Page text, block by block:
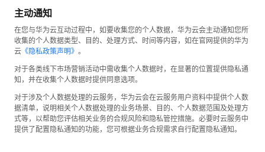
主动通知
在您与华为云互动过程中，如要收集您的个人数据，华为云会主动通知您所
收集的个人数据类型、目的、处理方式、时间等内容，如在官网提供的华为
云 《隐私政策声明》 。
对于各类线下市场营销活动中需收集个人数据时，在显著的位置提供隐私通
知，并在收集个人数据时提供同意选项。
对于涉及个人数据处理的云服务，华为云会在云服务用户资料中提供个人数
据清单，说明相关个人数据处理的业务场景、目的、个人数据范围及处理方
式等，以帮助您评估相关业务的合规风险和隐私管控措施。必要时云服务中
提供了配置隐私通知的功能，您可根据业务合规需求自行配置隐私通知。